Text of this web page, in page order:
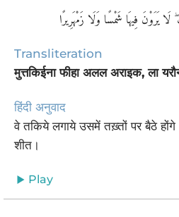
Transliteration
मुत्तकिईना फीहा अलल अराइक, ला
हिंदी अनुवाद
वे तकिये लगाये उसमें तख़्तों पर बैठे
शीत।
Play